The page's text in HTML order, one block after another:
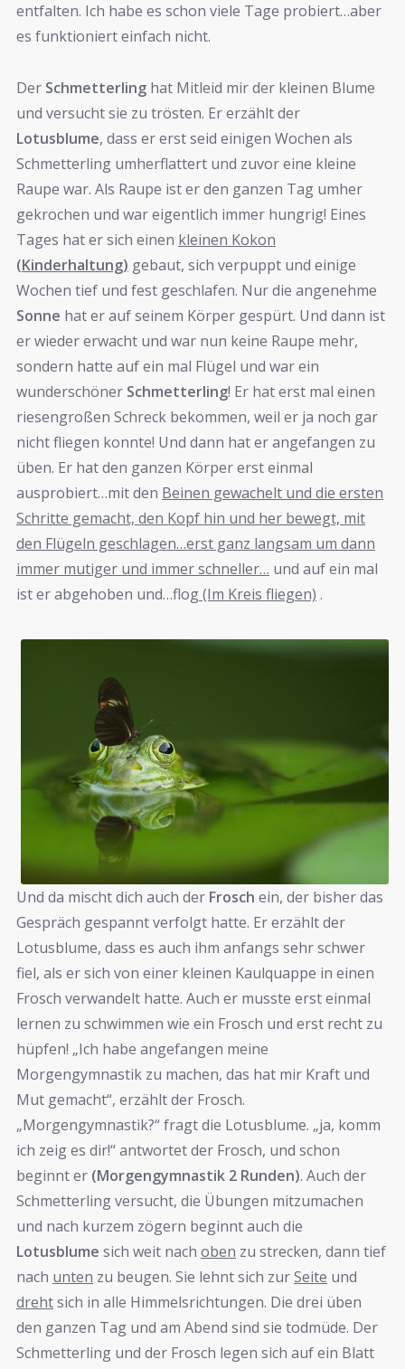
entfalten. Ich habe es schon viele Tage probiert…aber
es funktioniert einfach nicht.
Der Schmetterling hat Mitleid mir der kleinen Blume
und versucht sie zu trösten. Er erzählt der
Lotusblume, dass er erst seid einigen Wochen als
Schmetterling umherflattert und zuvor eine kleine
Raupe war. Als Raupe ist er den ganzen Tag umher
gekrochen und war eigentlich immer hungrig! Eines
Tages hat er sich einen kleinen Kokon
(Kinderhaltung) gebaut, sich verpuppt und einige
Wochen tief und fest geschlafen. Nur die angenehme
Sonne hat er auf seinem Körper gespürt. Und dann ist
er wieder erwacht und war nun keine Raupe mehr,
sondern hatte auf ein mal Flügel und war ein
wunderschöner Schmetterling! Er hat erst mal einen
riesengroßen Schreck bekommen, weil er ja noch gar
nicht fliegen konnte! Und dann hat er angefangen zu
üben. Er hat den ganzen Körper erst einmal
ausprobiert…mit den Beinen gewachelt und die ersten
Schritte gemacht, den Kopf hin und her bewegt, mit
den Flügeln geschlagen…erst ganz langsam um dann
immer mutiger und immer schneller… und auf ein mal
ist er abgehoben und…flog(Im Kreis fliegen) .
Und da mischt dich auch der Frosch ein, der bisher das
Gespräch gespannt verfolgt hatte. Er erzählt der
Lotusblume, dass es auch ihm anfangs sehr schwer
fiel, als er sich von einer kleinen Kaulquappe in einen
Frosch verwandelt hatte. Auch er musste erst einmal
lernen zu schwimmen wie ein Frosch und erst recht zu
hüpfen! „Ich habe angefangen meine
Morgengymnastik zu machen, das hat mir Kraft und
Mut gemacht“, erzählt der Frosch.
„Morgengymnastik?“ fragt die Lotusblume. „ja, komm
ich zeig es dir!“ antwortet der Frosch, und schon
beginnt er (Morgengymnastik 2 Runden). Auch der
Schmetterling versucht, die Übungen mitzumachen
und nach kurzem zögern beginnt auch die
Lotusblume sich weit nach oben zu strecken, dann tief
nach unten zu beugen. Sie lehnt sich zurSeite und
drehtsich in alle Himmelsrichtungen. Die drei üben
den ganzen Tag und am Abend sind sie todmüde. Der
Schmetterling und der Frosch legen sich auf ein Blatt